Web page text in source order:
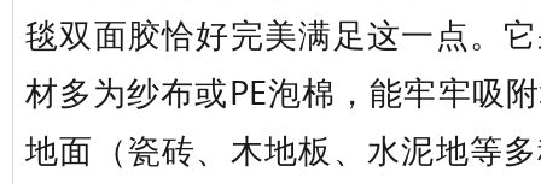
毯双面胶恰好完美满足这一点。
材多为纱布或PE泡棉，能牢牢吸
地面（瓷砖、木地板、水泥地等